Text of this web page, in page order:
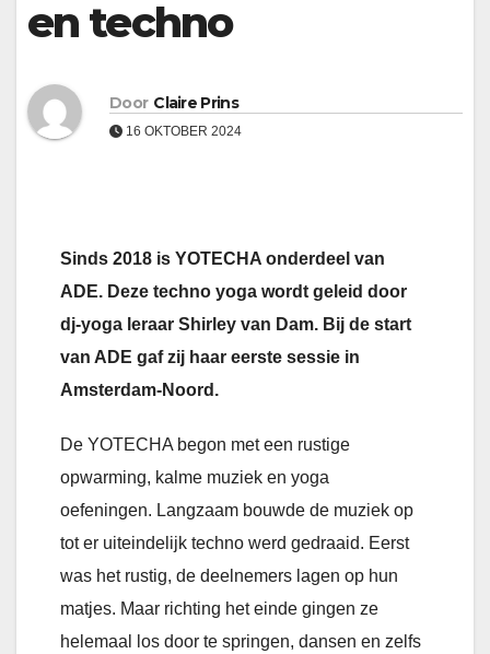
en techno
Door Claire Prins
16 OKTOBER 2024
Sinds 2018 is YOTECHA onderdeel van
ADE. Deze techno yoga wordt geleid door
dj-yoga leraar Shirley van Dam. Bij de start
van ADE gaf zij haar eerste sessie in
Amsterdam-Noord.
De YOTECHA begon met een rustige
opwarming, kalme muziek en yoga
oefeningen. Langzaam bouwde de muziek op
tot er uiteindelijk techno werd gedraaid. Eerst
was het rustig, de deelnemers lagen op hun
matjes. Maar richting het einde gingen ze
helemaal los door te springen, dansen en zelfs